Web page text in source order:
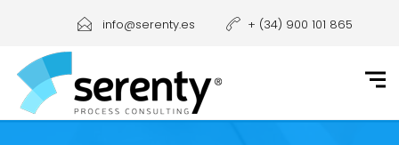
info@serenty.es + (34) 900 101 865